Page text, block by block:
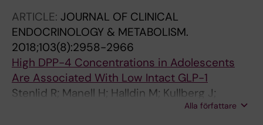
ARTICLE: JOURNAL OF CLINICAL
ENDOCRINOLOGY & METABOLISM.
2018;103(8):2958-2966
High DPP-4 Concentrations in Adolescents
Are Associated With Low Intact GLP-1
Stenlid R; Manell H; Halldin M; Kullberg J;
Ahlstrom H; Manukyan L; Weghuber D;Alla författare